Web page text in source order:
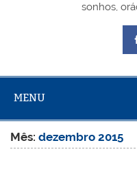
sonhos,
MENU
Mês:dezembro 2015